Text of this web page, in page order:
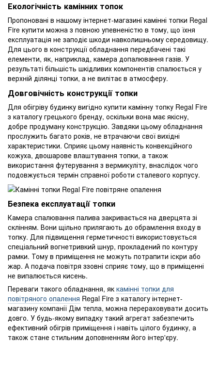
Екологічність камінних топок
Пропоновані в нашому інтернет-магазині камінні топки Regal
Fire купити можна з повною упевненістю в тому, що їхня
експлуатація не заподіє шкоди навколишньому середовищу.
Для цього в конструкції обладнання передбачені такі
елементи, як, наприклад, камера допалювання газів. У
результаті більшість шкідливих компонентів спалюється у
верхній ділянці топки, а не вилітає в атмосферу.
Довговічність конструкції топки
Для обігріву будинку вигідно купити камінну топку Regal Fire
з каталогу грецького бренду, оскільки вона має якісну,
добре продуману конструкцію. Завдяки цьому обладнання
прослужить багато років, не втрачаючи свої вихідні
характеристики. Сприяє цьому наявність конвекційного
кожуха, двошарове влаштування топки, а також
використання футерування з вермикуліту, внаслідок чого
подовжується термін справної роботи сталевого корпусу.
Безпека експлуатації топки
Камера спалювання палива закривається на дверцята зі
склінням. Вони щільно прилягають до обрамлення входу в
топку. Для підвищення герметичності використовується
спеціальний вогнетривкий шнур, прокладений по контуру
рамки. Тому в приміщення не можуть потрапити іскри або
жар. А подача повітря ззовні сприяє тому, що в приміщенні
не випалюється кисень.
Переваги такого обладнання, як камінні топки для
повітряного опалення Regal Fire з каталогу інтернет-
магазину компанії Дім тепла, можна перераховувати досить
довго. У будь-якому випадку такий агрегат забезпечить
ефективний обігрів приміщення і навіть цілого будинку, а
також стане стильним доповненням його інтер'єру.